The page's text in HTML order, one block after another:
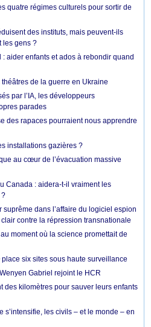
quatre régimes culturels pour sortir de
des instituts, mais peuvent-ils
les gens ?
: aider enfants et ados à rebondir quand
de la guerre en Ukraine
par l’IA, les développeurs
parades
des rapaces pourraient nous apprendre
installations gazières ?
au cœur de l’évacuation massive
Canada : aidera-t-il vraiment les
?
suprême dans l’affaire du logiciel espion
contre la répression transnationale
moment où la science promettait de
six sites sous haute surveillance
Gabriel rejoint le HCR
des kilomètres pour sauver leurs enfants
s’intensifie, les civils – et le monde – en